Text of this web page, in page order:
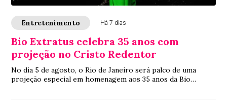
Entretenimento Há 7 dias
Bio Extratus celebra 35 anos com
projeção no Cristo Redentor
No dia 5 de agosto, o Rio de Janeiro será palco de uma
projeção especial em homenagem aos 35 anos da Bio